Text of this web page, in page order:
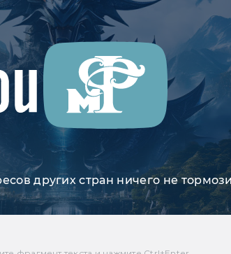
других стран ничего не